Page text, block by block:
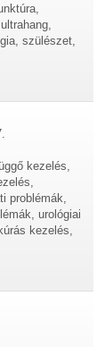
szülészet,
kezelés,
problémák,
urológiai
kezelés,